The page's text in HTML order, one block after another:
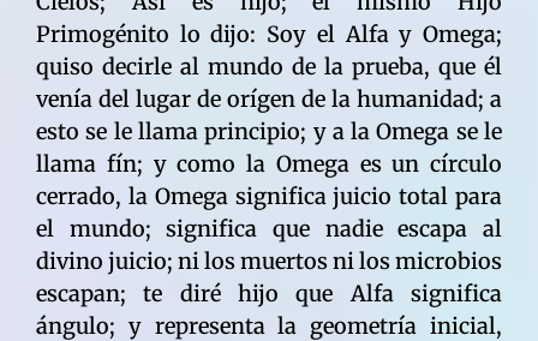
Primogénito lo dijo: Soy el Alfa y Omega;
quiso decirle al mundo de la prueba, que él
venía del lugar de orígen de la humanidad; a
esto se le llama principio; y a la Omega se le
llama fín; y como la Omega es un círculo
cerrado, la Omega significa juicio total para
el mundo; significa que nadie escapa al
divino juicio; ni los muertos ni los microbios
escapan; te diré hijo que Alfa significa
ángulo; y representa la geometría inicial,